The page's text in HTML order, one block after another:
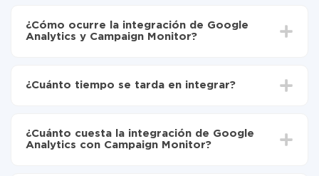
¿Cómo ocurre la integración de Google
Analytics y Campaign Monitor?
Elija qué datos transferir de Google Analytics a
Ahora los datos se transferirán automáticamente
de Google Analytics a Campaign Monitor
¿Cuánto tiempo se tarda en integrar?
oscilar entre 5 y 30 minutos. En promedio, la
configuración tarda entre 10 y 15 minutos.
¿Cuánto cuesta la integración de Google
Analytics con Campaign Monitor?